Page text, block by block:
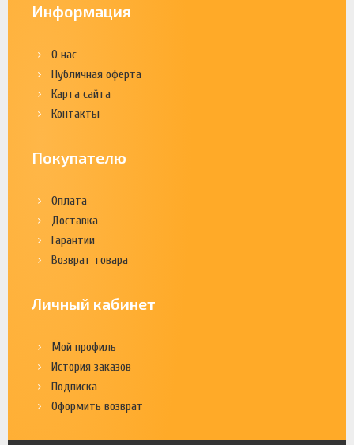
Информация
О нас
Публичная оферта
Карта сайта
Контакты
Покупателю
Оплата
Доставка
Гарантии
Возврат товара
Личный кабинет
Мой профиль
История заказов
Подписка
Оформить возврат